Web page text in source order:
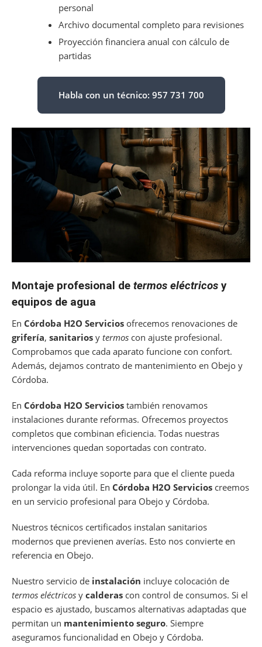
personal
Archivo documental completo para revisiones
Proyección financiera anual con cálculo de
partidas
Habla con un técnico: 957 731 700
Montaje profesional de termos eléctricos y
equipos de agua
En Córdoba H2O Servicios ofrecemos renovaciones de
grifería, sanitarios y termos con ajuste profesional.
Comprobamos que cada aparato funcione con confort.
Además, dejamos contrato de mantenimiento en Obejo y
Córdoba.
En Córdoba H2O Servicios también renovamos
instalaciones durante reformas. Ofrecemos proyectos
completos que combinan eficiencia. Todas nuestras
intervenciones quedan soportadas con contrato.
Cada reforma incluye soporte para que el cliente pueda
prolongar la vida útil. En Córdoba H2O Servicios creemos
en un servicio profesional para Obejo y Córdoba.
Nuestros técnicos certificados instalan sanitarios
modernos que previenen averías. Esto nos convierte en
referencia en Obejo.
Nuestro servicio de instalación incluye colocación de
termos eléctricos y calderas con control de consumos. Si el
espacio es ajustado, buscamos alternativas adaptadas que
permitan un mantenimiento seguro. Siempre
aseguramos funcionalidad en Obejo y Córdoba.